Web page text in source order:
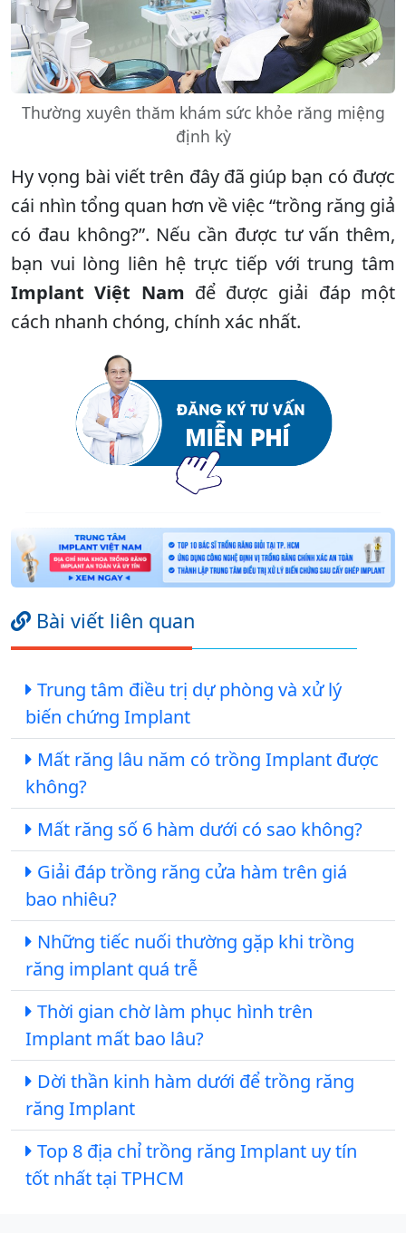
Thường xuyên thăm khám sức khỏe răng miệng
định kỳ
Hy vọng bài viết trên đây đã giúp bạn có được
cái nhìn tổng quan hơn về việc “trồng răng giả
có đau không?”. Nếu cần được tư vấn thêm,
bạn vui lòng liên hệ trực tiếp với trung tâm
Implant Việt Nam để được giải đáp một
cách nhanh chóng, chính xác nhất.
Bài viết liên quan
Trung tâm điều trị dự phòng và xử lý
biến chứng Implant
Mất răng lâu năm có trồng Implant được
không?
Mất răng số 6 hàm dưới có sao không?
Giải đáp trồng răng cửa hàm trên giá
bao nhiêu?
Những tiếc nuối thường gặp khi trồng
răng implant quá trễ
Thời gian chờ làm phục hình trên
Implant mất bao lâu?
Dời thần kinh hàm dưới để trồng răng
răng Implant
Top 8 địa chỉ trồng răng Implant uy tín
tốt nhất tại TPHCM